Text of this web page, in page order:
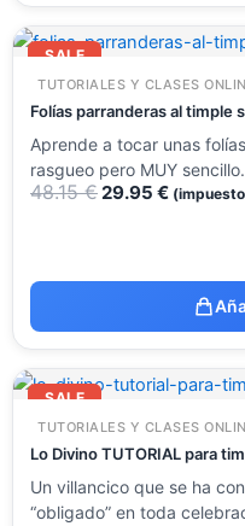
SALE
TUTORIALES Y CLASES
Folías parranderas al timple
Aprende a tocar unas
rasgueo pero MUY
48.15€
El
precio
era:
48.15 €.
29.95 €
El
precio
es:
29.95 €.
SALE
TUTORIALES Y CLASES
Lo Divino TUTORIAL para
Un villancico que se ha
“obligado” en toda
El
precio
era:
23.54 €.
El
precio
es:
18.19 €.